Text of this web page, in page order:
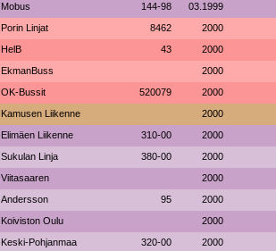
Mobus 144-98 03.1999
Porin Linjat 8462 2000
HelB 43 2000
EkmanBuss 2000
OK-Bussit 520079 2000
Kamusen Liikenne 2000
Elimäen Liikenne 310-00 2000
Sukulan Linja 380-00 2000
Viitasaaren 2000
Andersson 95 2000
Koiviston Oulu 2000
Keski-Pohjanmaa 320-00 2000